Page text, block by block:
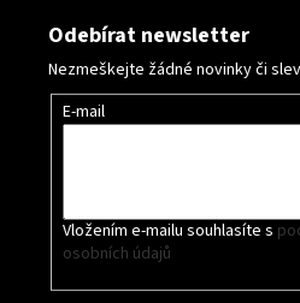
Odebírat newsletter
Nezmeškejte žádné novinky či
E-mail
Vložením e-mailu souhlasíte s
osobních údajů